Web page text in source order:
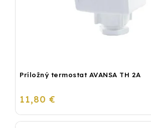
Príložný termostat AVANSA TH 2A
11,80 €